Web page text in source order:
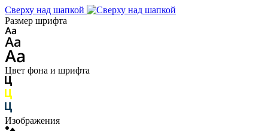
Сверху над шапкой
Размер шрифта
Цвет фона и шрифта
Изображения